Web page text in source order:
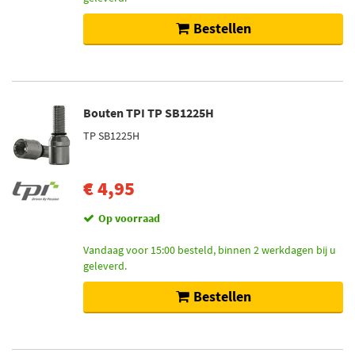
Bestellen
Bouten TPI TP SB1225H
TP SB1225H
€ 4,95
Op voorraad
Vandaag voor 15:00 besteld, binnen 2 werkdagen bij u
geleverd.
Bestellen